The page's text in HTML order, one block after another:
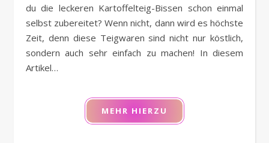
du die leckeren Kartoffelteig-Bissen schon einmal
selbst zubereitet? Wenn nicht, dann wird es höchste
Zeit, denn diese Teigwaren sind nicht nur köstlich,
sondern auch sehr einfach zu machen! In diesem
Artikel…
MEHR HIERZU